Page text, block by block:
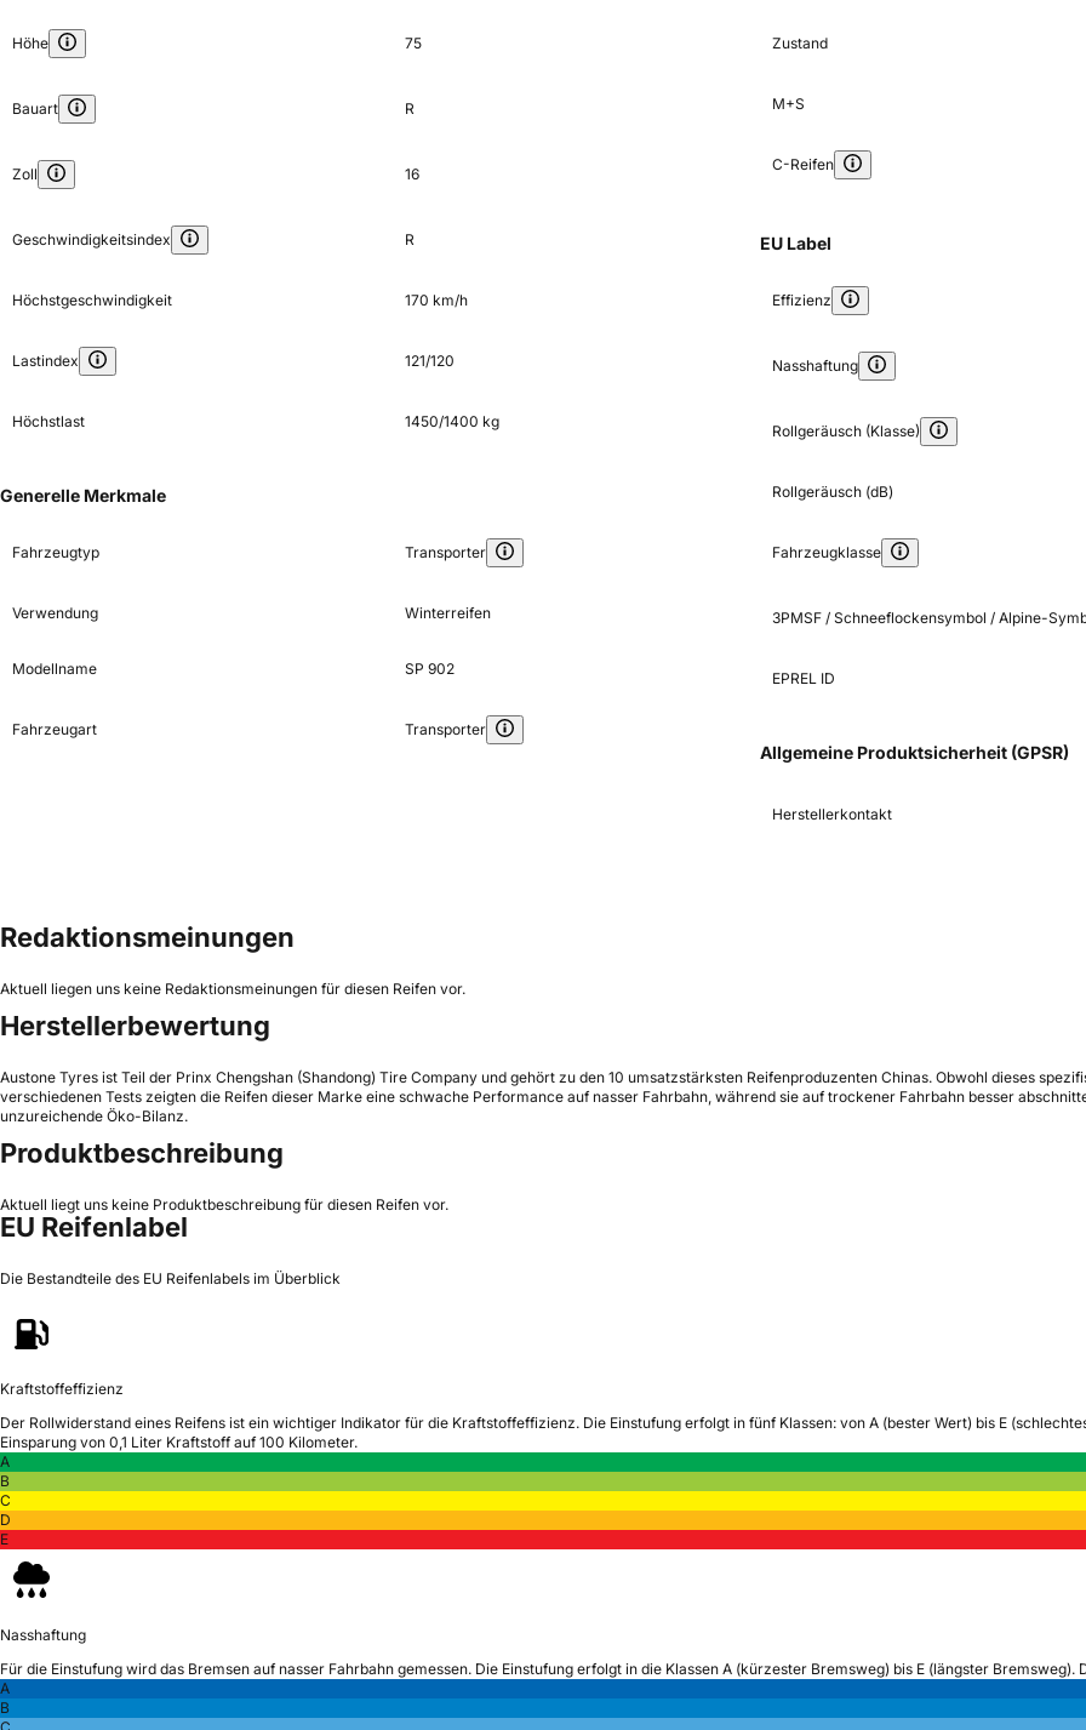
Höhe 75
Bauart R
Zoll 16
Geschwindigkeitsindex R
Höchstgeschwindigkeit 170 km/h
Lastindex 121/120
Höchstlast 1450/1400 kg
Generelle Merkmale
Fahrzeugtyp Transporter
Verwendung Winterreifen
Modellname SP 902
Fahrzeugart Transporter
Zustand
M+S
C-Reifen
EU Label
Effizienz
Nasshaftung
Rollgeräusch (Klasse)
Rollgeräusch (dB)
Fahrzeugklasse
3PMSF / Schneeflockensymbol / Alpine-
EPREL ID
Allgemeine Produktsicherheit (GPSR)
Herstellerkontakt
Redaktionsmeinungen
Aktuell liegen uns keine Redaktionsmeinungen für diesen Reifen vor.
Herstellerbewertung
Austone Tyres ist Teil der Prinx Chengshan (Shandong) Tire Company und gehört zu den 10 umsatzstärksten Reifenproduzenten Chinas. Obwohl dieses
verschiedenen Tests zeigten die Reifen dieser Marke eine schwache Performance auf nasser Fahrbahn, während sie auf trockener Fahrbahn besser
unzureichende Öko-Bilanz.
Produktbeschreibung
Aktuell liegt uns keine Produktbeschreibung für diesen Reifen vor.
EU Reifenlabel
Die Bestandteile des EU Reifenlabels im Überblick
Kraftstoffeffizienz
Der Rollwiderstand eines Reifens ist ein wichtiger Indikator für die Kraftstoffeffizienz. Die Einstufung erfolgt in fünf Klassen: von A (bester Wert) bis E
Einsparung von 0,1 Liter Kraftstoff auf 100 Kilometer.
A
B
C
D
E
Nasshaftung
Für die Einstufung wird das Bremsen auf nasser Fahrbahn gemessen. Die Einstufung erfolgt in die Klassen A (kürzester Bremsweg) bis E (längster
A
B